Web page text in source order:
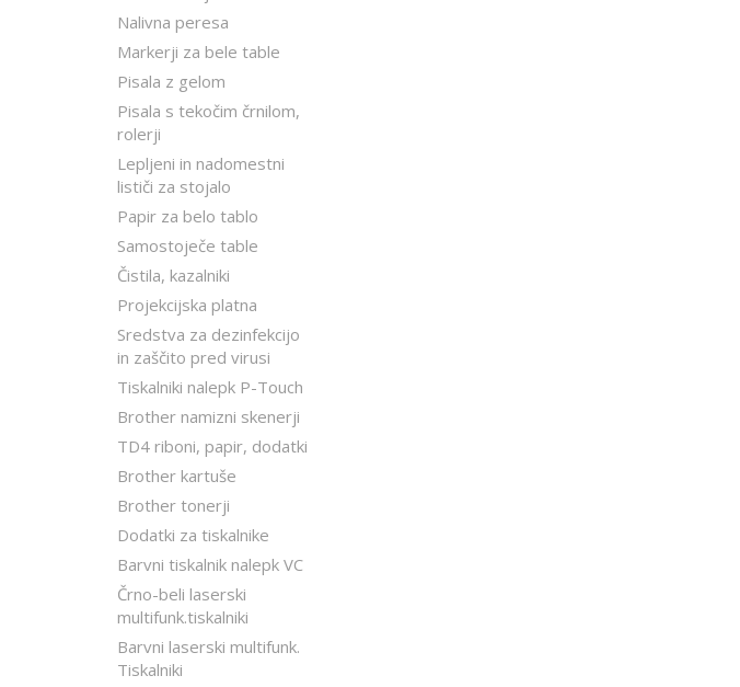
Nalivna peresa
Markerji za bele table
Pisala z gelom
Pisala s tekočim črnilom,
rolerji
Lepljeni in nadomestni
lističi za stojalo
Papir za belo tablo
Samostoječe table
Čistila, kazalniki
Projekcijska platna
Sredstva za dezinfekcijo
in zaščito pred virusi
Tiskalniki nalepk P-Touch
Brother namizni skenerji
TD4 riboni, papir, dodatki
Brother kartuše
Brother tonerji
Dodatki za tiskalnike
Barvni tiskalnik nalepk VC
Črno-beli laserski
multifunk.tiskalniki
Barvni laserski multifunk.
Tiskalniki